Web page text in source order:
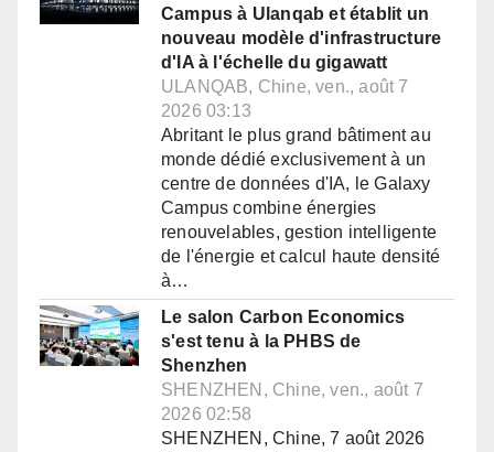
Campus à Ulanqab et établit un
nouveau modèle d'infrastructure
d'IA à l'échelle du gigawatt
ULANQAB, Chine, ven., août 7
2026 03:13
Abritant le plus grand bâtiment au
monde dédié exclusivement à un
centre de données d'IA, le Galaxy
Campus combine énergies
renouvelables, gestion intelligente
de l'énergie et calcul haute densité
à…
Le salon Carbon Economics
s'est tenu à la PHBS de
Shenzhen
SHENZHEN, Chine, ven., août 7
2026 02:58
SHENZHEN, Chine, 7 août 2026